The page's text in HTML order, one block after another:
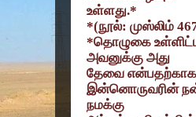
உள்ளது.*
*(நூல்: முஸ்லிம்
*தொழுகை
அவனுக்கு அது
தேவை
இன்னொருவரின்
நமக்கு